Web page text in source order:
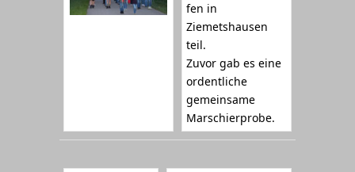
fen in
Ziemetshausen
teil.
Zuvor gab es eine
ordentliche
gemeinsame
Marschierprobe.